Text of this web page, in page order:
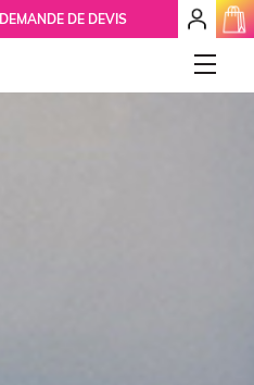
DEMANDE DE DEVIS
mon
espace
client